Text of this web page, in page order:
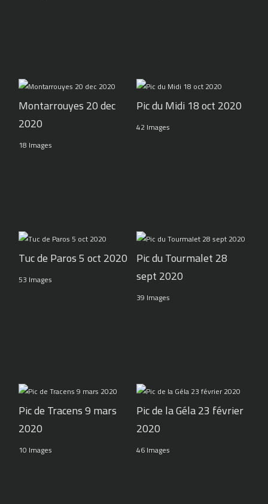
Montarrouyes 20 dec
2020
18 Images
Pic du Midi 18 oct 2020
42 Images
Tuc de Paros 5 oct 2020
53 Images
Pic du Tourmalet 28
sept 2020
39 Images
Pic de Tracens 9 mars
2020
10 Images
Pic de la Géla 23 février
2020
46 Images